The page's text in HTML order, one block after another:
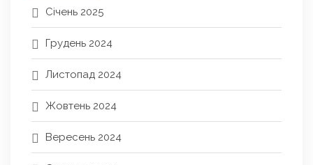
Січень 2025
Грудень 2024
Листопад 2024
Жовтень 2024
Вересень 2024